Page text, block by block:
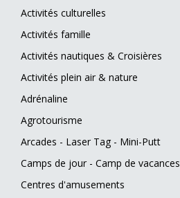
Activités culturelles
Activités famille
Activités nautiques & Croisières
Activités plein air & nature
Adrénaline
Agrotourisme
Arcades - Laser Tag - Mini-Putt
Camps de jour - Camp de vacances
Centres d'amusements